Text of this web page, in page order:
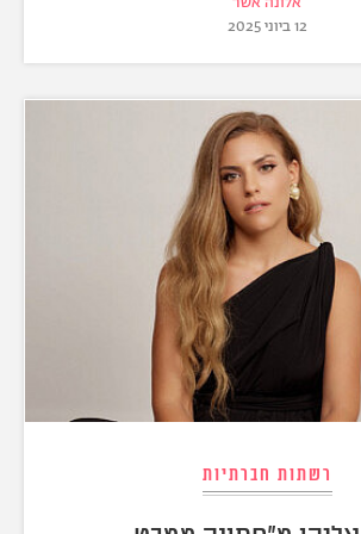
12 ביוני 2025
רשתות חברתיות